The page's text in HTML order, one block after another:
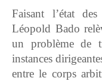
Faisant l’état
Léopold Bado
un problème de
instances
entre le corps